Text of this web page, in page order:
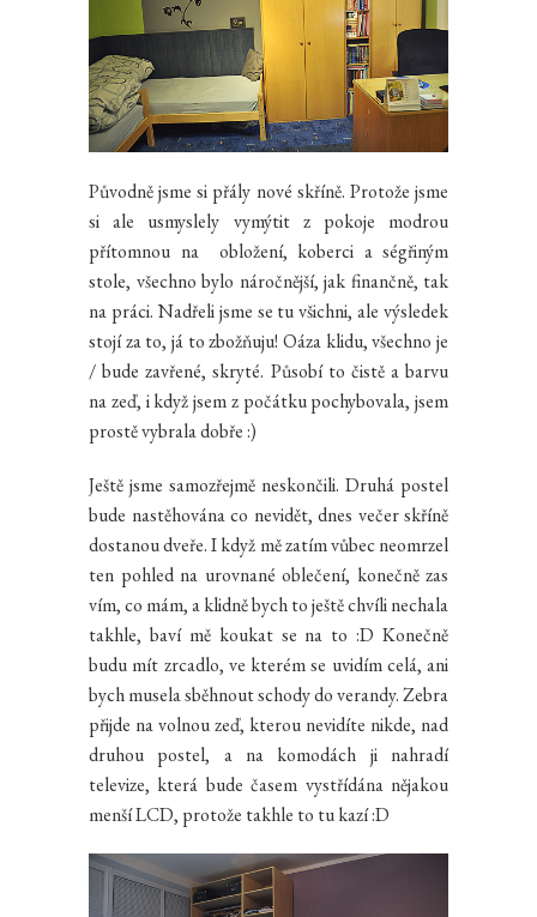
Původně jsme si přály nové skříně. Protože jsme
si ale usmyslely vymýtit z pokoje modrou
přítomnou na obložení, koberci a ségřiným
stole, všechno bylo náročnější, jak finančně, tak
na práci. Nadřeli jsme se tu všichni, ale výsledek
stojí za to, já to zbožňuju! Oáza klidu, všechno je
/ bude zavřené, skryté. Působí to čistě a barvu
na zeď, i když jsem z počátku pochybovala, jsem
prostě vybrala dobře :)
Ještě jsme samozřejmě neskončili. Druhá postel
bude nastěhována co nevidět, dnes večer skříně
dostanou dveře. I když mě zatím vůbec neomrzel
ten pohled na urovnané oblečení, konečně zas
vím, co mám, a klidně bych to ještě chvíli nechala
takhle, baví mě koukat se na to :D Konečně
budu mít zrcadlo, ve kterém se uvidím celá, ani
bych musela sběhnout schody do verandy. Zebra
přijde na volnou zeď, kterou nevidíte nikde, nad
druhou postel, a na komodách ji nahradí
televize, která bude časem vystřídána nějakou
menší LCD, protože takhle to tu kazí :D